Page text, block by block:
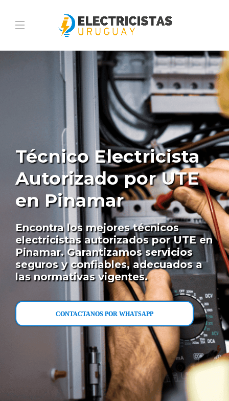
Técnico Electricista
Autorizado por UTE
en Pinamar
Encontra los mejores técnicos
electricistas autorizados por UTE en
Pinamar. Garantizamos servicios
seguros y confiables, adecuados a
las normativas vigentes.
CONTACTANOS POR WHATSAPP